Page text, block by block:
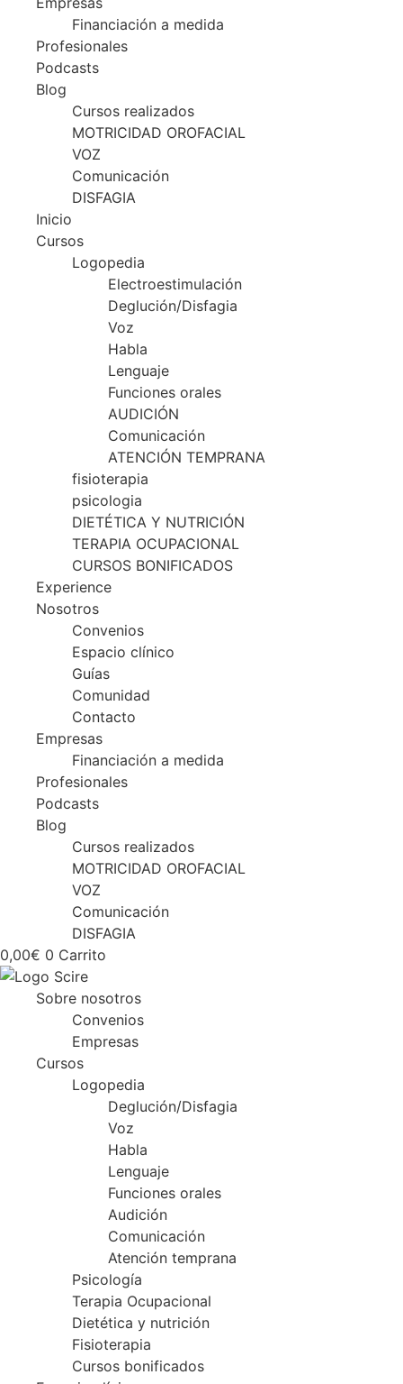
Financiación a medida
Profesionales
Podcasts
Blog
Cursos realizados
MOTRICIDAD OROFACIAL
VOZ
Comunicación
DISFAGIA
Inicio
Cursos
Logopedia
Electroestimulación
Deglución/Disfagia
Voz
Habla
Lenguaje
Funciones orales
AUDICIÓN
Comunicación
ATENCIÓN TEMPRANA
fisioterapia
psicologia
DIETÉTICA Y NUTRICIÓN
TERAPIA OCUPACIONAL
CURSOS BONIFICADOS
Experience
Nosotros
Convenios
Espacio clínico
Guías
Comunidad
Contacto
Empresas
Financiación a medida
Profesionales
Podcasts
Blog
Cursos realizados
MOTRICIDAD OROFACIAL
VOZ
Comunicación
DISFAGIA
0,00€ 0 Carrito
Sobre nosotros
Convenios
Empresas
Cursos
Logopedia
Deglución/Disfagia
Voz
Habla
Lenguaje
Funciones orales
Audición
Comunicación
Atención temprana
Psicología
Terapia Ocupacional
Dietética y nutrición
Fisioterapia
Cursos bonificados